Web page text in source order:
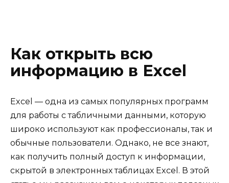
Как открыть всю
информацию в Excel
Excel — одна из самых популярных программ
для работы с табличными данными, которую
широко используют как профессионалы, так и
обычные пользователи. Однако, не все знают,
как получить полный доступ к информации,
скрытой в электронных таблицах Excel. В этой